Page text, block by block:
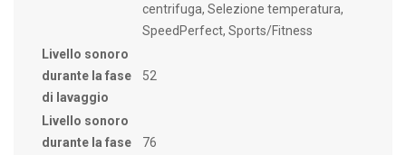
centrifuga, Selezione temperatura,
SpeedPerfect, Sports/Fitness
Livello sonoro
durante la fase
di lavaggio
52
Livello sonoro
durante la fase
76